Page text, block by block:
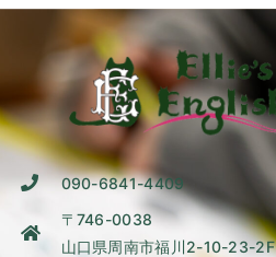
090-6841-4409
〒746-0038
山口県周南市福川2-10-23-2F